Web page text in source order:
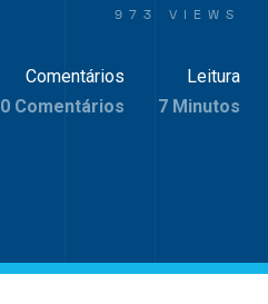
973 VIEWS
Comentários
0 Comentários
Leitura
7 Minutos